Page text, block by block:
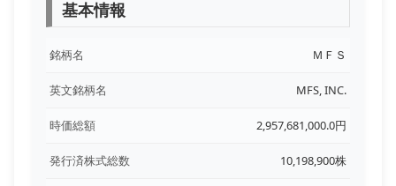
基本情報
銘柄名 ＭＦＳ
英文銘柄名 MFS, INC.
時価総額 2,957,681,000.0円
発行済株式総数 10,198,900株